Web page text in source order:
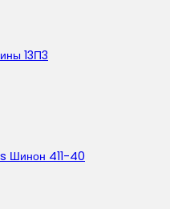
13П3
Шинон 411-40